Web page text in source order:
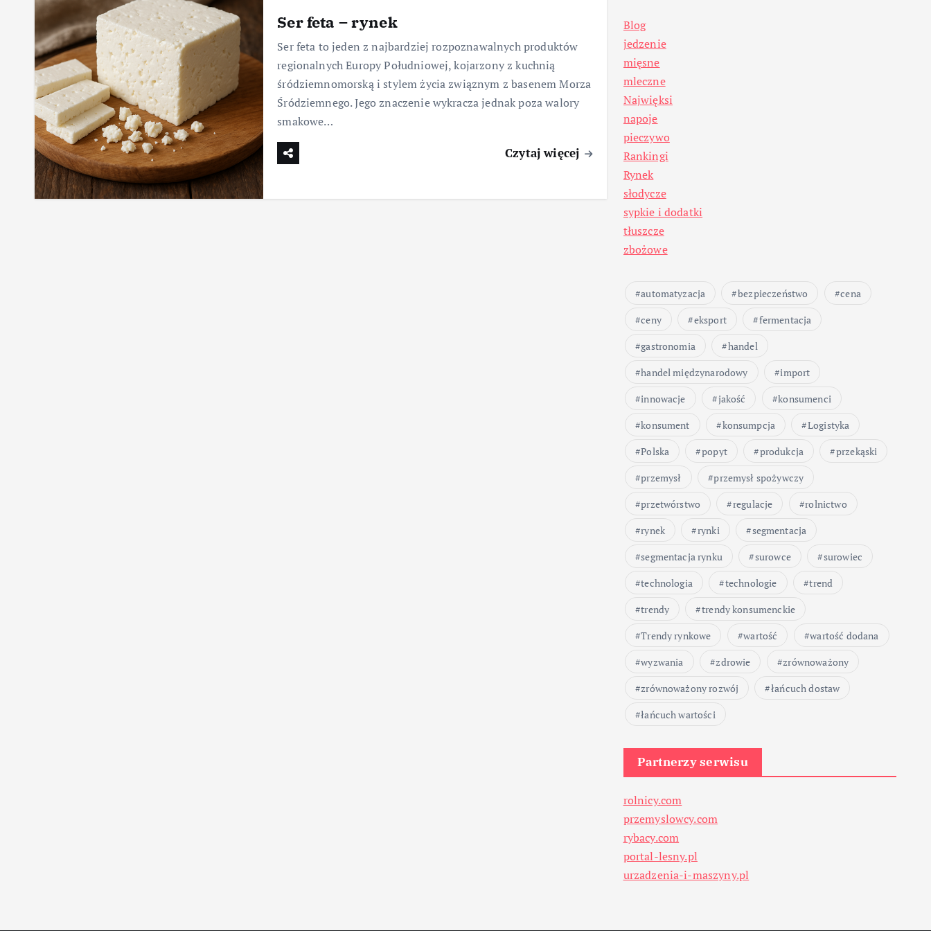
Ser feta – rynek
Ser feta to jeden z najbardziej rozpoznawalnych produktów
regionalnych Europy Południowej, kojarzony z kuchnią
śródziemnomorską i stylem życia związnym z basenem Morza
Śródziemnego. Jego znaczenie wykracza jednak poza walory
smakowe…
Czytaj więcej
Blog
jedzenie
mięsne
mleczne
Najwięksi
napoje
pieczywo
Rankingi
Rynek
słodycze
sypkie i dodatki
tłuszcze
zbożowe
automatyzacja bezpieczeństwo
cena
ceny
eksport
fermentacja
gastronomia
handel
handel międzynarodowy
import
innowacje
jakość
konsumenci
konsument
konsumpcja
Logistyka
Polska
popyt produkcja
przekąski
przemysł
przemysł spożywczy
przetwórstwo
regulacje
rolnictwo
rynek
rynki
segmentacja
segmentacja rynku
surowce
surowiec
technologia
technologie
trend
trendy
trendy konsumenckie
Trendy rynkowe
wartość
wartość dodana
wyzwania
zdrowie
zrównoważony
zrównoważony rozwój
łańcuch dostaw
łańcuch wartości
Partnerzy serwisu
rolnicy.com
przemyslowcy.com
rybacy.com
portal-lesny.pl
urzadzenia-i-maszyny.pl